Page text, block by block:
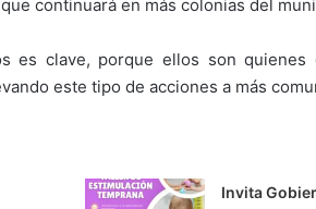
continuará en más colonias del
es clave, porque ellos son quienes
este tipo de acciones a más
Invita